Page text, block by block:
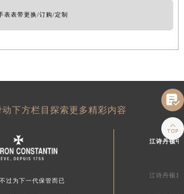
表表带更换/订购/定制
动下方栏目探索更多精彩内容
过为下一代保管而已
江诗丹顿中
江诗丹顿北

